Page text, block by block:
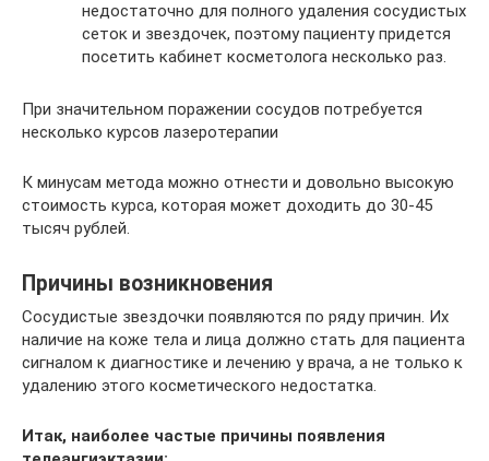
недостаточно для полного удаления сосудистых
сеток и звездочек, поэтому пациенту придется
посетить кабинет косметолога несколько раз.
При значительном поражении сосудов потребуется
несколько курсов лазеротерапии
К минусам метода можно отнести и довольно высокую
стоимость курса, которая может доходить до 30-45
тысяч рублей.
Причины возникновения
Сосудистые звездочки появляются по ряду причин. Их
наличие на коже тела и лица должно стать для пациента
сигналом к диагностике и лечению у врача, а не только к
удалению этого косметического недостатка.
Итак, наиболее частые причины появления